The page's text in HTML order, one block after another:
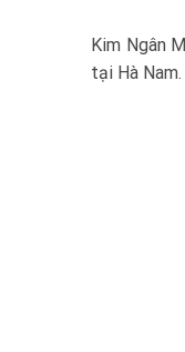
Kim Ngân
tại Hà